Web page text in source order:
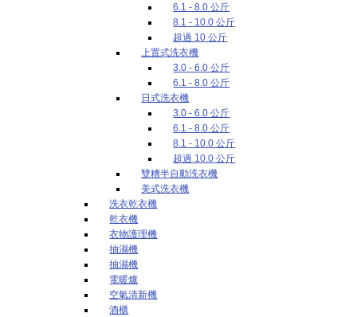
6.1 - 8.0 公斤
8.1 - 10.0 公斤
超過 10 公斤
上置式洗衣機
3.0 - 6.0 公斤
6.1 - 8.0 公斤
日式洗衣機
3.0 - 6.0 公斤
6.1 - 8.0 公斤
8.1 - 10.0 公斤
超過 10.0 公斤
雙糟半自動洗衣機
美式洗衣機
洗衣乾衣機
乾衣機
衣物護理機
抽濕機
抽濕機
電暖爐
空氣清新機
酒櫃